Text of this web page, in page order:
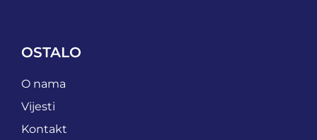
OSTALO
O nama
Vijesti
Kontakt